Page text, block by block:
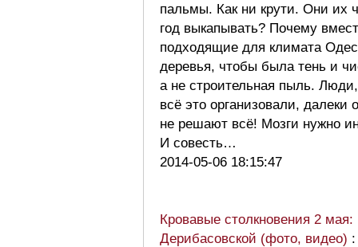
пальмы. Как ни крути. Они их
год выкапывать? Почему
подходящие для климата
деревья, чтобы была тень и
а не строительная пыль.
всё это организовали,
не решают всё! Мозги нужно
И совесть…
2014-05-06 18:15:47
Кровавые столкновения 2
Дерибасовской (фото, видео)